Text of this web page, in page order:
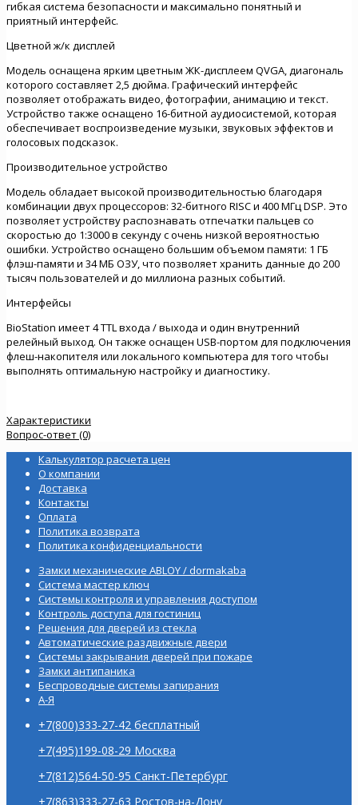
гибкая система безопасности и максимально понятный и
приятный интерфейс.
Цветной ж/к дисплей
Модель оснащена ярким цветным ЖК-дисплеем QVGA, диагональ
которого составляет 2,5 дюйма. Графический интерфейс
позволяет отображать видео, фотографии, анимацию и текст.
Устройство также оснащено 16-битной аудиосистемой, которая
обеспечивает воспроизведение музыки, звуковых эффектов и
голосовых подсказок.
Производительное устройство
Модель обладает высокой производительностью благодаря
комбинации двух процессоров: 32-битного RISC и 400 МГц DSP. Это
позволяет устройству распознавать отпечатки пальцев со
скоростью до 1:3000 в секунду с очень низкой вероятностью
ошибки. Устройство оснащено большим объемом памяти: 1 ГБ
флэш-памяти и 34 МБ ОЗУ, что позволяет хранить данные до 200
тысяч пользователей и до миллиона разных событий.
Интерфейсы
BioStation имеет 4 TTL входа / выхода и один внутренний
релейный выход. Он также оснащен USB-портом для подключения
флеш-накопителя или локального компьютера для того чтобы
выполнять оптимальную настройку и диагностику.
Характеристики
Вопрос-ответ (0)
Калькулятор расчета цен
О компании
Доставка
Контакты
Оплата
Политика возврата
Политика конфиденциальности
Замки механические ABLOY / dormakaba
Система мастер ключ
Системы контроля и управления доступом
Контроль доступа для гостиниц
Решения для дверей из стекла
Автоматические раздвижные двери
Системы закрывания дверей при пожаре
Замки антипаника
Беспроводные системы запирания
А-Я
+7(800)333-27-42 бесплатный
+7(495)199-08-29 Москва
+7(812)564-50-95 Санкт-Петербург
+7(863)333-27-63 Ростов-на-Дону